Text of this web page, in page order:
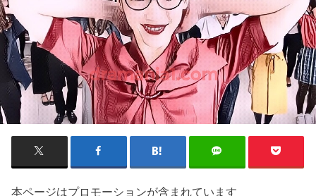
本ページはプロモーションが含まれています